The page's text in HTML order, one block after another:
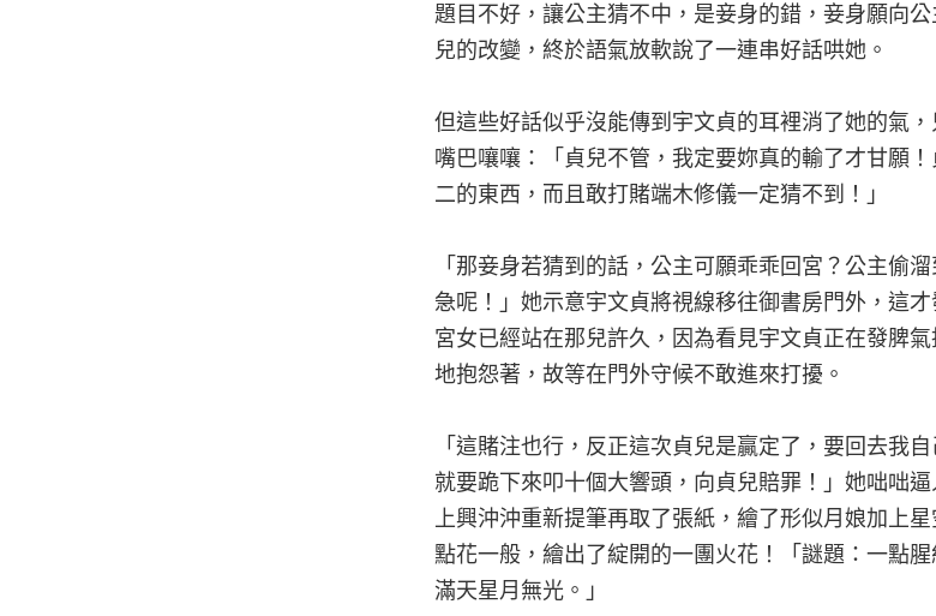
題目不好，讓公主猜不中，是妾身的錯，妾身願向
兒的改變，終於語氣放軟說了一連串好話哄她。
但這些好話似乎沒能傳到宇文貞的耳裡消了她的氣
嘴巴嚷嚷：「貞兒不管，我定要妳真的輸了才甘願
二的東西，而且敢打賭端木修儀一定猜不到！」
「那妾身若猜到的話，公主可願乖乖回宮？公主偷
急呢！」她示意宇文貞將視線移往御書房門外，這
宮女已經站在那兒許久，因為看見宇文貞正在發脾
地抱怨著，故等在門外守候不敢進來打擾。
「這賭注也行，反正這次貞兒是贏定了，要回去我
就要跪下來叩十個大響頭，向貞兒賠罪！」她咄咄
上興沖沖重新提筆再取了張紙，繪了形似月娘加上
點花一般，繪出了綻開的一團火花！「謎題：一點腥
滿天星月無光。」